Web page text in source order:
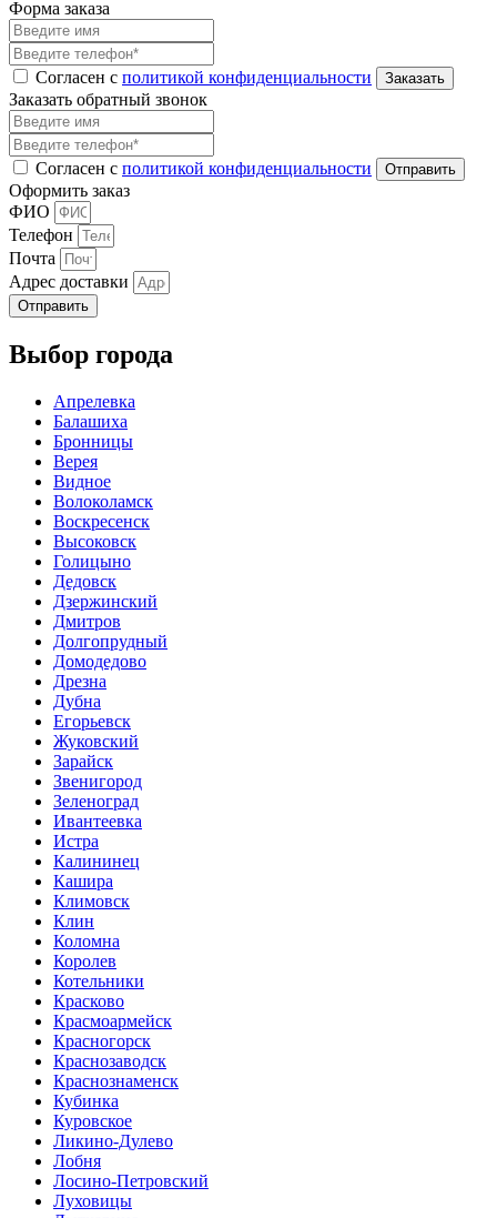
Форма заказа
Согласен с политикой конфиденциальности
Заказать обратный звонок
Согласен с политикой конфиденциальности
Оформить заказ
ФИО
Телефон
Почта
Адрес доставки
Отправить
Выбор города
Апрелевка
Балашиха
Бронницы
Верея
Видное
Волоколамск
Воскресенск
Высоковск
Голицыно
Дедовск
Дзержинский
Дмитров
Долгопрудный
Домодедово
Дрезна
Дубна
Егорьевск
Жуковский
Зарайск
Звенигород
Зеленоград
Ивантеевка
Истра
Калининец
Кашира
Климовск
Клин
Коломна
Королев
Котельники
Красково
Красмоармейск
Красногорск
Краснозаводск
Краснознаменск
Кубинка
Куровское
Ликино-Дулево
Лобня
Лосино-Петровский
Луховицы